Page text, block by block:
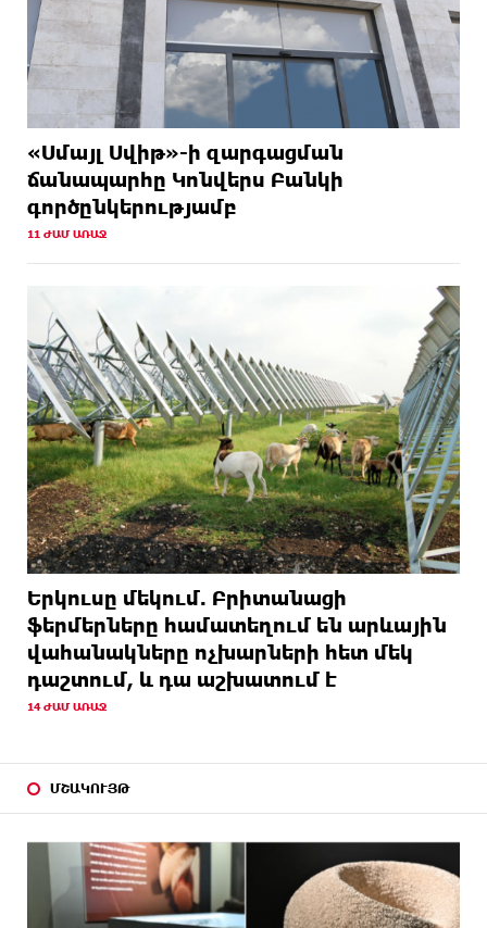
«Սմայլ Սվիթ»-ի զարգացման
ճանապարհը Կոնվերս Բանկի
գործընկերությամբ
11 ԺԱՄ ԱՌԱՋ
Երկուսը մեկում. Բրիտանացի
ֆերմերները համատեղում են արևային
վահանակները ոչխարների հետ մեկ
դաշտում, և դա աշխատում է
14 ԺԱՄ ԱՌԱՋ
ՄՇԱԿՈՒՅԹ